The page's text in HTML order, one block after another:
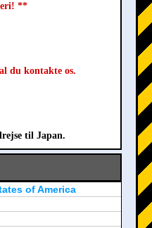
**
du kontakte os.
til Japan.
of America